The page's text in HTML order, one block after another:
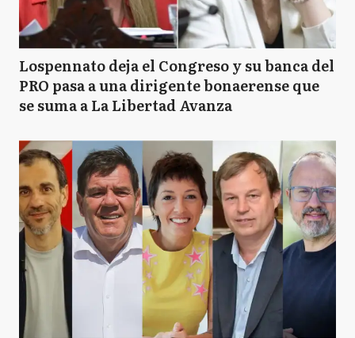
Lospennato deja el Congreso y su banca del
PRO pasa a una dirigente bonaerense que
se suma a La Libertad Avanza